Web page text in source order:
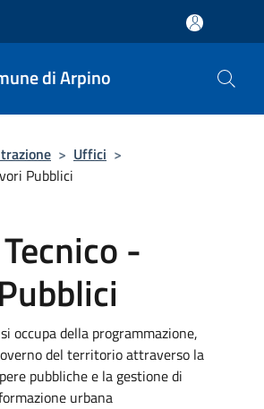
di Arpino
> Uffici >
Pubblici
-
occupa della programmazione,
del territorio attraverso la
pubbliche e la gestione di
urbana